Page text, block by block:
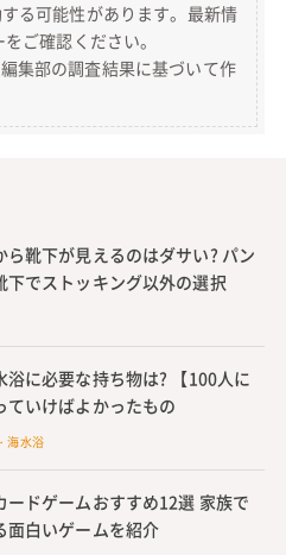
る可能性があります。最新情
ご確認ください。
集部の調査結果に基づいて作
ら靴下が見えるのはダサい? パン
下でストッキング以外の選択
浴に必要な持ち物は? 【100人に
ていけばよかったもの
海水浴
ードゲームおすすめ12選 家族で
面白いゲームを紹介